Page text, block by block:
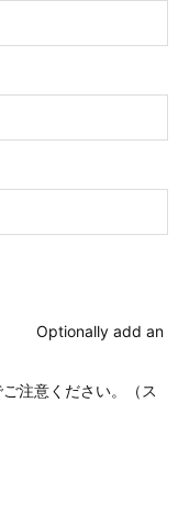
Optionally add an
注意ください。（ス